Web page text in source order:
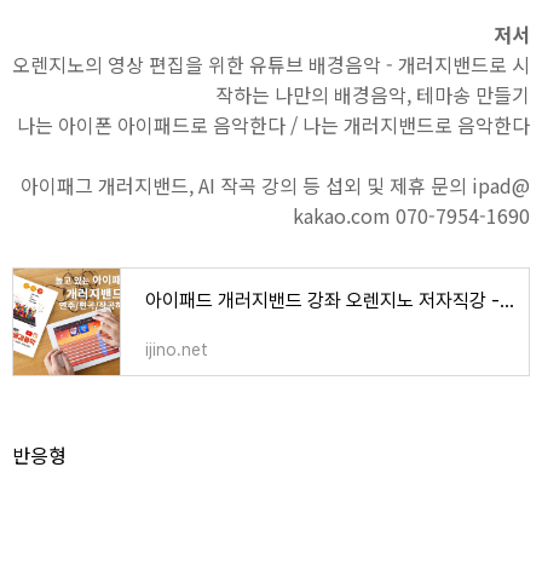
저서
오렌지노의 영상 편집을 위한 유튜브 배경음악 - 개러지밴드로 시
작하는 나만의 배경음악, 테마송 만들기
나는 아이폰 아이패드로 음악한다 / 나는 개러지밴드로 음악한다
아이패그 개러지밴드, AI 작곡 강의 등 섭외 및 제휴 문의 ipad@
kakao.com 070-7954-1690
아이패드 개러지밴드 강좌 오렌지노 저자직강 - 오렌지노 OranJino | 음악, 책, 강의
ijino.net
반응형